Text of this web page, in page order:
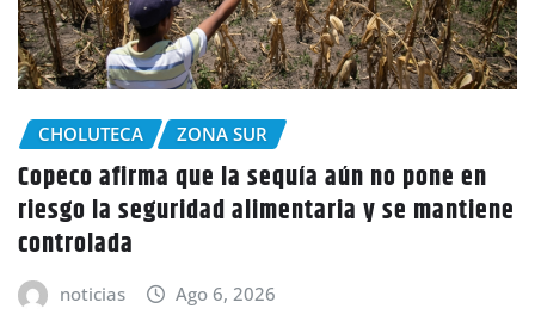
CHOLUTECA
Policía Nacional desaloja a campesinos de
tierras en El Tulito, Choluteca
noticias